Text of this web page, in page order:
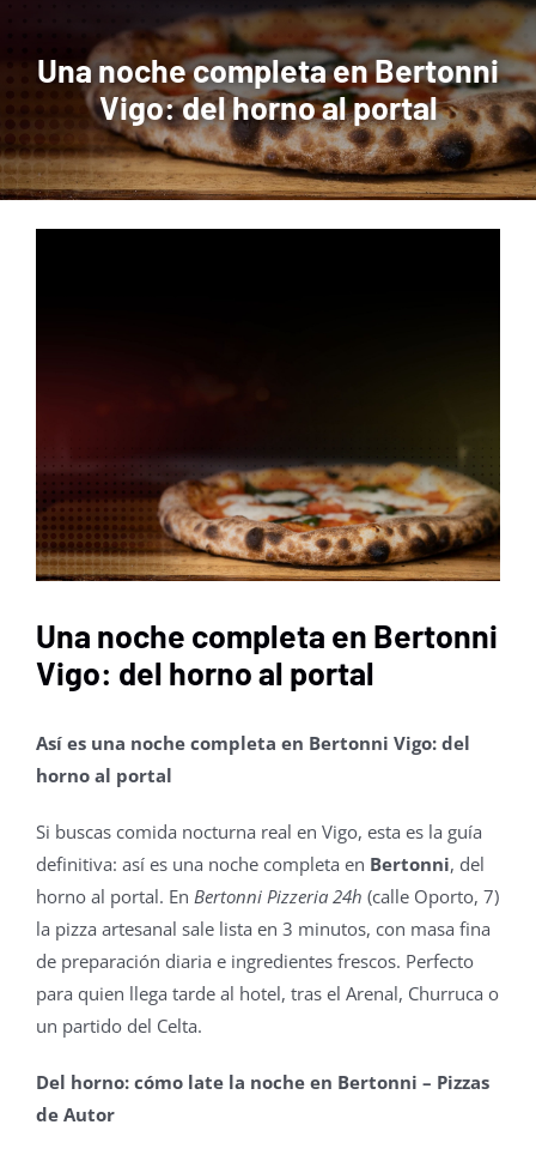
NOSOTROS
Una noche completa en Bertonni
Vigo: del horno al portal
Una noche completa en Bertonni
Vigo: del horno al portal
Así es una noche completa en Bertonni Vigo: del
horno al portal
Si buscas comida nocturna real en Vigo, esta es la guía
definitiva: así es una noche completa en Bertonni, del
horno al portal. En Bertonni Pizzeria 24h (calle Oporto, 7)
la pizza artesanal sale lista en 3 minutos, con masa fina
de preparación diaria e ingredientes frescos. Perfecto
para quien llega tarde al hotel, tras el Arenal, Churruca o
un partido del Celta.
Del horno: cómo late la noche en Bertonni – Pizzas
de Autor